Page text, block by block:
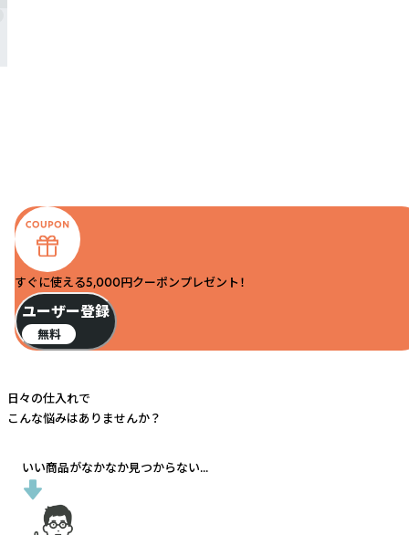
すぐに使える5,000円クーポンプレゼント！
ユーザー登録
無料
日々の仕入れで
こんな悩みはありませんか？
いい商品がなかなか見つからない...